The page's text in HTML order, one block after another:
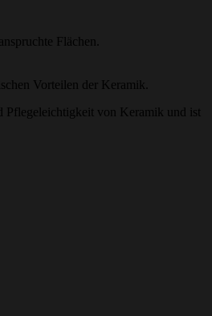
Flächen.
Vorteilen der Keramik.
Pflegeleichtigkeit von Keramik und ist